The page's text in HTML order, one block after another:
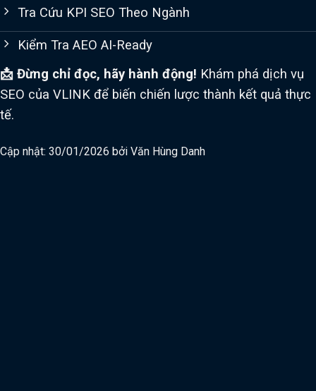
Tra Cứu KPI SEO Theo Ngành
Kiểm Tra AEO AI-Ready
📩 Đừng chỉ đọc, hãy hành động! Khám phá dịch vụ
SEO của VLINK để biến chiến lược thành kết quả thực
tế.
Cập nhật: 30/01/2026 bởi Văn Hùng Danh